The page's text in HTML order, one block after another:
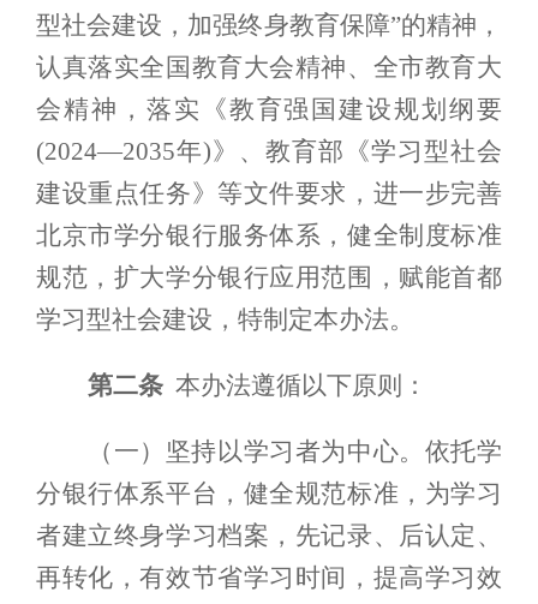
型社会建设，加强终身教育保障”的精神，
认真落实全国教育大会精神、全市教育大
会精神，落实
《教育强国建设规划纲要
(2024—2035年)》、 教育部《学习型社会
建设重点任务》 等文件要求，进一步完善
北京市学分银行服务体系，健全制度标准
规范，扩大学分银行应用范围，赋能首都
学习型社会建设，特制定本办法。
第二条 本办法遵循以下原则：
（一）坚持以学习者为中心。依托学
分银行体系平台，健全规范标准，为学习
者建立终身学习档案，先记录、后认定、
再转化，有效节省学习时间，提高学习效